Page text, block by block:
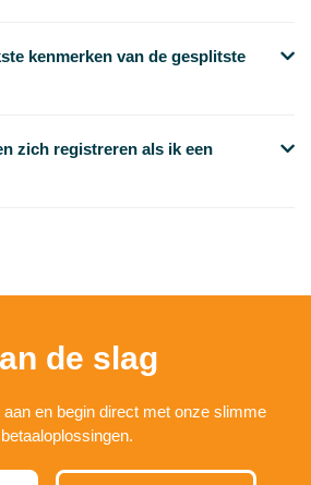
kenmerken van de gesplitste
zich registreren als ik een
de slag
en begin direct met onze slimme
betaaloplossingen.